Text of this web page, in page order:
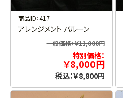
商品ID：417
アレンジメント バルーン
一般価格：￥11,000円
特別価格：
￥8,000円
税込：￥8,800円